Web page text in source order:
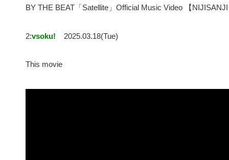
BY THE BEAT「Satellite」Official Music Video 【
2:vsoku! 2025.03.18(Tue)
This movie